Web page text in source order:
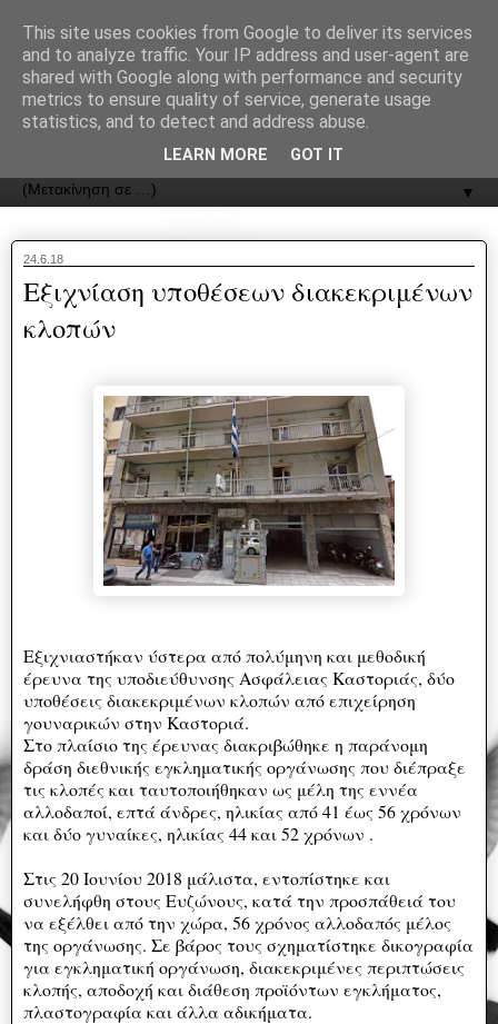
ΟΔΟΣ
▼
24.6.18
Εξιχνίαση υποθέσεων διακεκριμένων
κλοπών
Εξιχνιαστήκαν ύστερα από πολύμηνη και μεθοδική
έρευνα της υποδιεύθυνσης Ασφάλειας Καστοριάς, δύο
υποθέσεις διακεκριμένων κλοπών από επιχείρηση
γουναρικών στην Καστοριά.
Στο πλαίσιο της έρευνας διακριβώθηκε η παράνομη
δράση διεθνικής εγκληματικής οργάνωσης που διέπραξε
τις κλοπές και ταυτοποιήθηκαν ως μέλη της εννέα
αλλοδαποί, επτά άνδρες, ηλικίας από 41 έως 56 χρόνων
και δύο γυναίκες, ηλικίας 44 και 52 χρόνων .
Στις 20 Ιουνίου 2018 μάλιστα, εντοπίστηκε και
συνελήφθη στους Ευζώνους, κατά την προσπάθειά του
να εξέλθει από την χώρα, 56 χρόνος αλλοδαπός μέλος
της οργάνωσης. Σε βάρος τους σχηματίστηκε δικογραφία
για εγκληματική οργάνωση, διακεκριμένες περιπτώσεις
κλοπής, αποδοχή και διάθεση προϊόντων εγκλήματος,
πλαστογραφία και άλλα αδικήματα.
This site uses cookies from Google to deliver its services
and to analyze traffic. Your IP address and user-agent are
shared with Google along with performance and security
metrics to ensure quality of service, generate usage
statistics, and to detect and address abuse.
LEARN MORE GOT IT